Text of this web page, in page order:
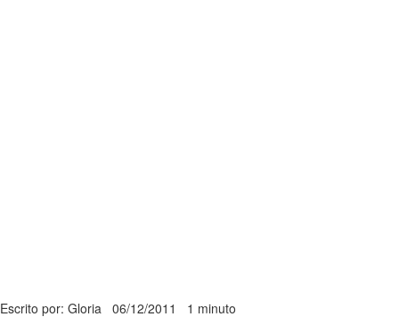
Escrito por: Gloria 06/12/2011 1 minuto